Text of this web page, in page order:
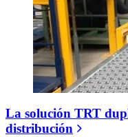
La solución TRT
distribución